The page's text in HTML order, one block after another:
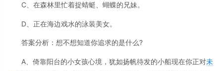
C、在森林里忙着捉蜻蜓、蝴蝶的兄妹。
D、正在海边戏水的泳装美女。
答案分析：想不想知道你追求的是什么?
A、倚靠阳台的小女孩心境，犹如扬帆待发的小船现在你正对未